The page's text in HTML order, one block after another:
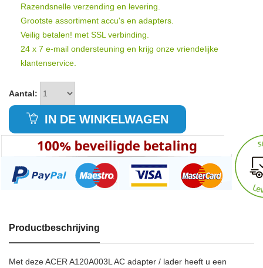
Razendsnelle verzending en levering.
Grootste assortiment accu's en adapters.
Veilig betalen! met SSL verbinding.
24 x 7 e-mail ondersteuning en krijg onze vriendelijke
klantenservice.
Aantal:
IN DE WINKELWAGEN
Productbeschrijving
Met deze ACER A120A003L AC adapter / lader heeft u een